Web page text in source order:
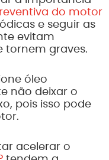
do motor
e seguir as
evitam
tornem graves.
óleo
não deixar o
pois isso pode
acelerar o